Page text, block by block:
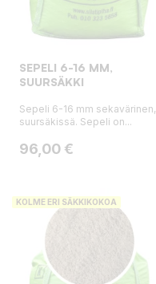
SEPELI 6-16 MM,
SUURSÄKKI
Sepeli 6-16 mm sekavärinen,
suursäkissä. Sepeli on...
Hinta
96,00 €
KOLME ERI SÄKKIKOKOA